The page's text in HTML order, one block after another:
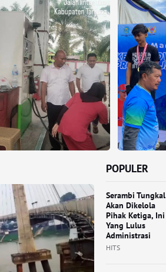
POPULER
Serambi Tungkal
Akan Dikelola
Pihak Ketiga, Ini
Yang Lulus
Administrasi
HITS